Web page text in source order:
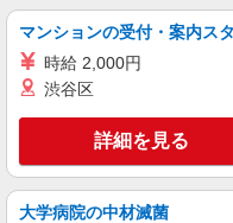
マンションの受付・案内ス
時給 2,000円
渋谷区
詳細を見る
大学病院の中材滅菌